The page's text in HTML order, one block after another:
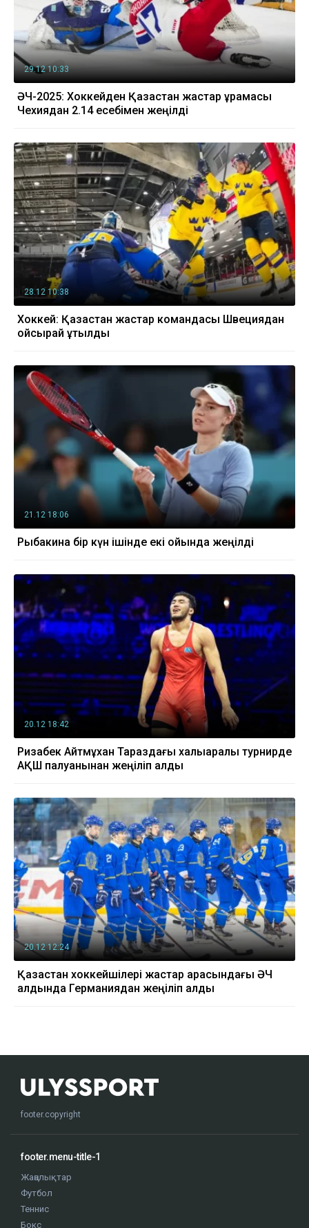
29.12 10:33
ӘЧ-2025: Хоккейден Қазақстан жастар құрамасы
Чехиядан 2.14 есебімен жеңілді
28.12 10:38
Хоккей: Қазақстан жастар командасы Швециядан
ойсырай ұтылды
21.12 18:06
Рыбакина бір күн ішінде екі ойында жеңілді
20.12 18:42
Ризабек Айтмұхан Тараздағы халықаралық турнирде
АҚШ палуанынан жеңіліп қалды
20.12 12:24
Қазақстан хоккейшілері жастар арасындағы ӘЧ
алдында Германиядан жеңіліп қалды
footer.copyright
footer.menu-title-1
Жаңалықтар
Футбол
Теннис
Бокс